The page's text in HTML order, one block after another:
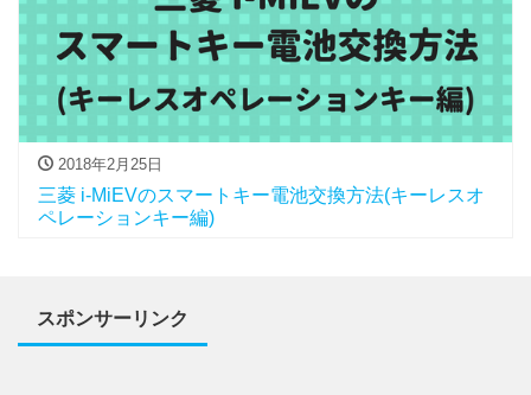
2018年2月25日
三菱 i-MiEVのスマートキー電池交換方法(キーレスオ
ペレーションキー編)
スポンサーリンク